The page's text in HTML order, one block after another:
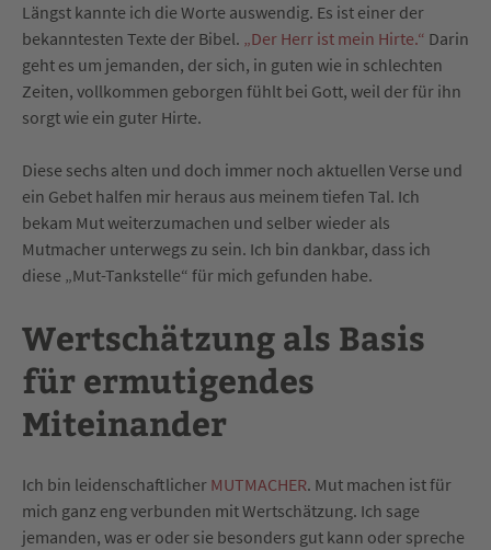
Längst kannte ich die Worte auswendig. Es ist einer der
bekanntesten Texte der Bibel. „Der Herr ist mein Hirte.“ Darin
geht es um jemanden, der sich, in guten wie in schlechten
Zeiten, vollkommen geborgen fühlt bei Gott, weil der für ihn
sorgt wie ein guter Hirte.
Diese sechs alten und doch immer noch aktuellen Verse und
ein Gebet halfen mir heraus aus meinem tiefen Tal. Ich
bekam Mut weiterzumachen und selber wieder als
Mutmacher unterwegs zu sein. Ich bin dankbar, dass ich
diese „Mut-Tankstelle“ für mich gefunden habe.
Wertschätzung als Basis
für ermutigendes
Miteinander
Ich bin leidenschaftlicher MUTMACHER. Mut machen ist für
mich ganz eng verbunden mit Wertschätzung. Ich sage
jemanden, was er oder sie besonders gut kann oder spreche